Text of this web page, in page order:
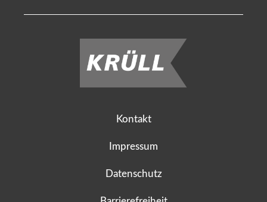
Kontakt
Impressum
Datenschutz